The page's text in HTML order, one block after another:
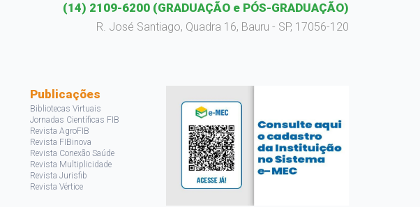
(14) 2109-6200 (GRADUAÇÃO e PÓS-GRADUAÇÃO)
R. José Santiago, Quadra 16, Bauru - SP, 17056-120
Publicações
Bibliotecas Virtuais
Jornadas Científicas FIB
Revista AgroFIB
Revista FIBinova
Revista Conexão Saúde
Revista Multiplicidade
Revista Jurisfib
Revista Vértice